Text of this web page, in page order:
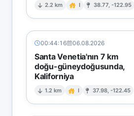
2.2 km I 38.77, -122.95
00:44:16 06.08.2026
Santa Venetia'nın 7 km
doğu-güneydoğusunda,
Kaliforniya
1.2 km I 37.98, -122.45